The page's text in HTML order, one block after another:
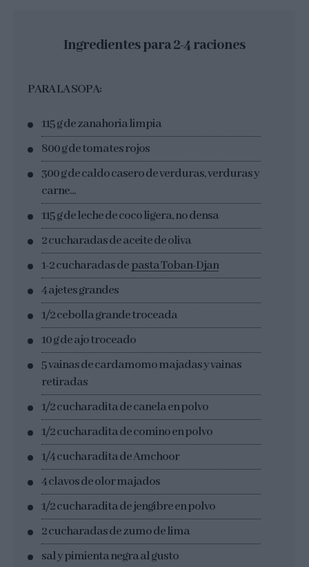
Ingredientes para 2-4 raciones
PARA LA SOPA:
115 g de zanahoria limpia
800 g de tomates rojos
300 g de caldo casero de verduras, verduras y
carne...
115 g de leche de coco ligera, no densa
2 cucharadas de aceite de oliva
1-2 cucharadas depasta Toban-Djan
4 ajetes grandes
1/2 cebolla grande troceada
10 g de ajo troceado
5 vainas de cardamomo majadas y vainas
retiradas
1/2 cucharadita de canela en polvo
1/2 cucharadita de comino en polvo
1/4 cucharadita de Amchoor
4 clavos de olor majados
1/2 cucharadita de jengibre en polvo
2 cucharadas de zumo de lima
sal y pimienta negra al gusto